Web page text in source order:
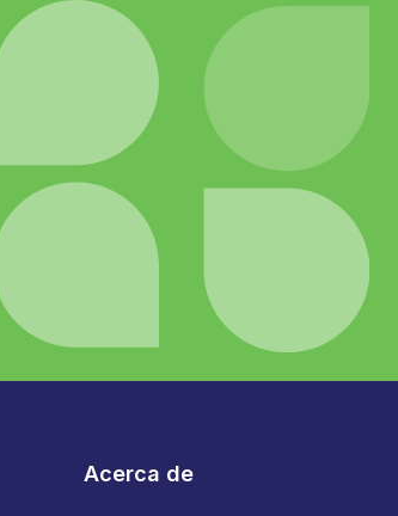
Acerca de